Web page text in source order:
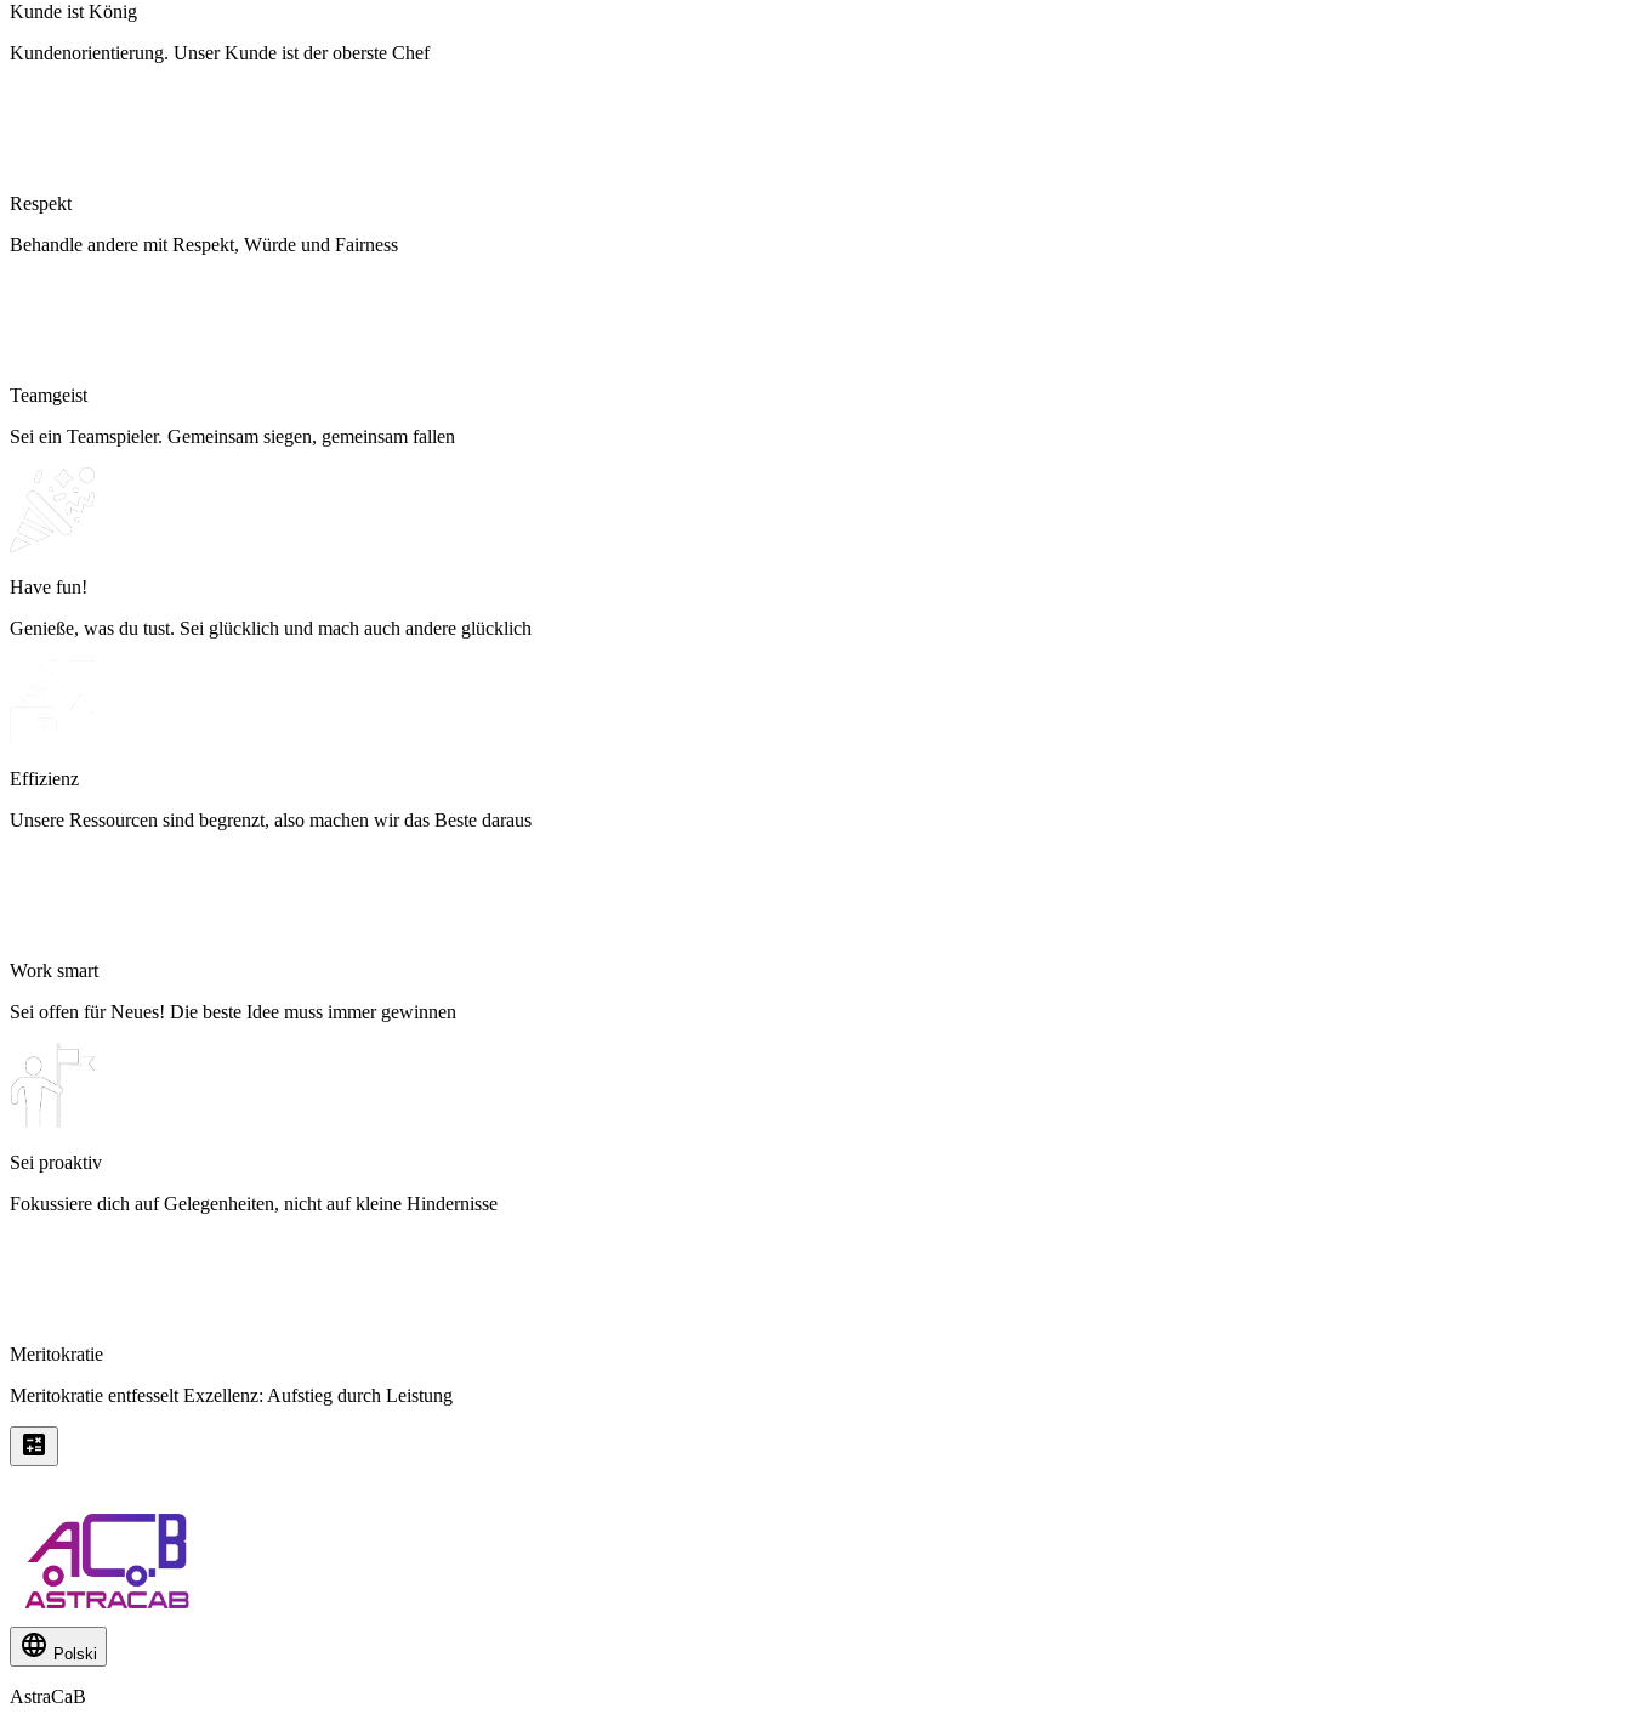
Kunde ist König
Kundenorientierung. Unser Kunde ist der oberste Chef
Respekt
Behandle andere mit Respekt, Würde und Fairness
Teamgeist
Sei ein Teamspieler. Gemeinsam siegen, gemeinsam fallen
Have fun!
Genieße, was du tust. Sei glücklich und mach auch andere glücklich
Effizienz
Unsere Ressourcen sind begrenzt, also machen wir das Beste daraus
Work smart
Sei offen für Neues! Die beste Idee muss immer gewinnen
Sei proaktiv
Fokussiere dich auf Gelegenheiten, nicht auf kleine Hindernisse
Meritokratie
Meritokratie entfesselt Exzellenz: Aufstieg durch Leistung
Polski
AstraCaB